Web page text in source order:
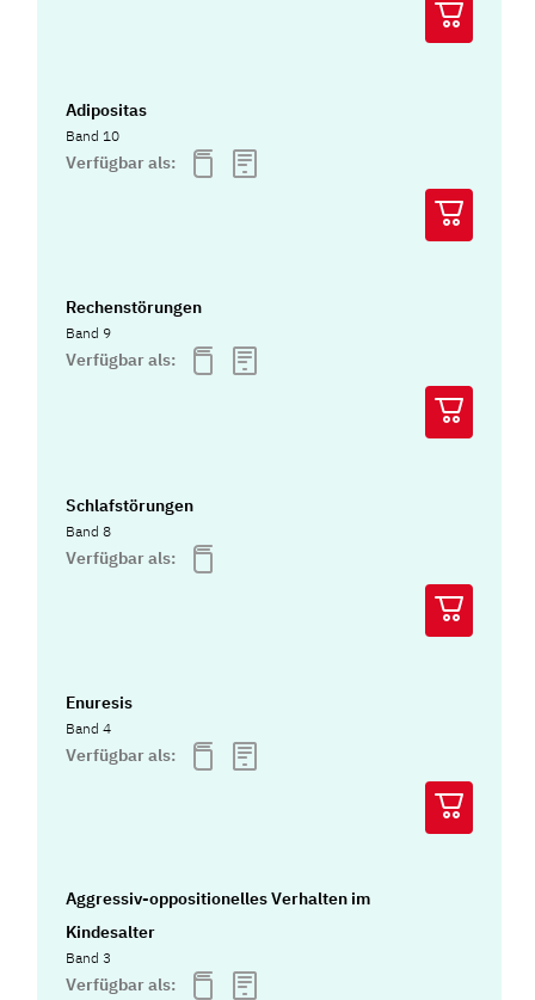
Adipositas
Band 10
Verfügbar als:
Rechenstörungen
Band 9
Verfügbar als:
Schlafstörungen
Band 8
Verfügbar als:
Enuresis
Band 4
Verfügbar als:
Aggressiv-oppositionelles Verhalten im
Kindesalter
Band 3
Verfügbar als: